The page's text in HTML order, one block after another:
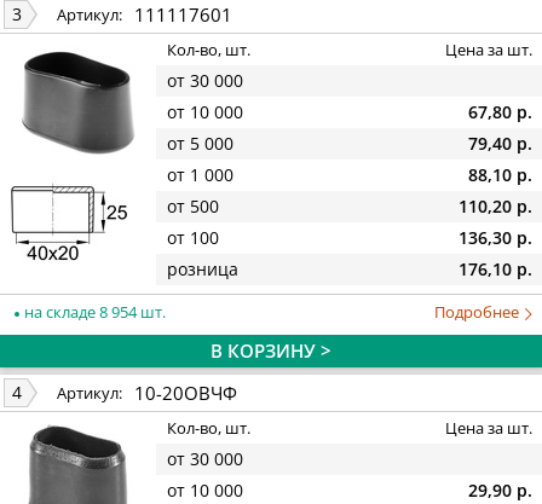
3 Артикул: 111117601
Кол-во, шт. Цена за шт.
от 30 000
от 10 000
67,80 р.
от 5 000
79,40 р.
от 1 000
88,10 р.
от 500
110,20 р.
от 100
136,30 р.
розница
176,10 р.
на складе 8 954 шт. Подробнее
В КОРЗИНУ >
4 Артикул: 10-20ОВЧФ
Кол-во, шт. Цена за шт.
от 30 000
от 10 000
29,90 р.